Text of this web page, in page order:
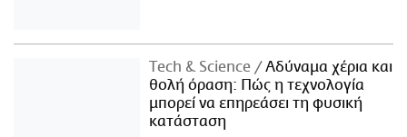
Τech & Science
Αδύναμα χέρια και
θολή όραση: Πώς η τεχνολογία
μπορεί να επηρεάσει τη φυσική
κατάσταση